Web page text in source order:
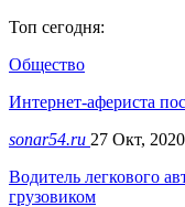
Топ сегодня:
Общество
Интернет-афериста
sonar54.ru 27 Окт, 2020
Водитель легкового
грузовиком